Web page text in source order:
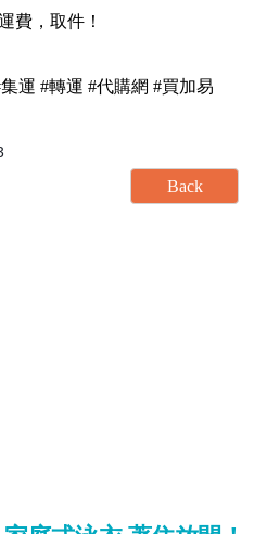
費，取件！
運 #轉運 #代購網 #買加易